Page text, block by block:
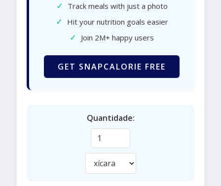
✓ Track meals with just a photo
✓ Hit your nutrition goals easier
✓ Join 2M+ happy users
GET SNAPCALORIE FREE
Quantidade: